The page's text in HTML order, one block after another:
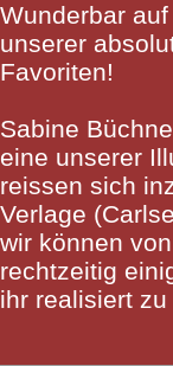
Wunderbar
unserer
Favoriten!
Sabine
eine unserer
reissen sich
Verlage
wir können
rechtzeitig
ihr realisiert